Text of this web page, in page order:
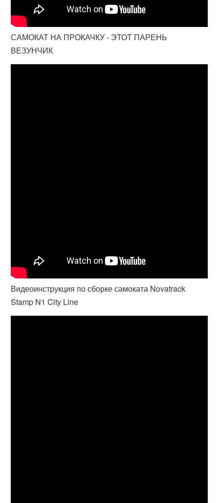
САМОКАТ НА ПРОКАЧКУ - ЭТОТ ПАРЕНЬ
ВЕЗУНЧИК
Видеоинструкция по сборке самоката Novatrack
Stamp N1 City Line